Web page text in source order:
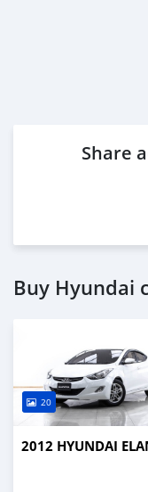
Share
Buy Hyundai
20
2012 HYUNDAI